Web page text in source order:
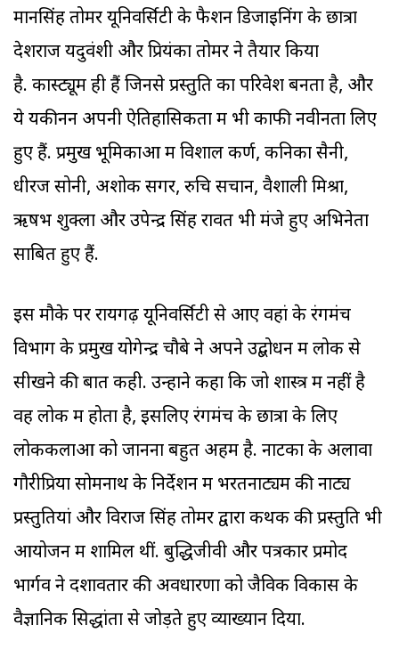
मानसिंह तोमर यूनिवर्सिटी के फैशन डिजाइनिंग के छात्रों
देशराज यदुवंशी और प्रियंका तोमर ने तैयार किया
है. कास्ट्यूम ही हैं जिनसे प्रस्तुति का परिवेश बनता है, और
ये यकीनन अपनी ऐतिहासिकता में भी काफी नवीनता लिए
हुए हैं. प्रमुख भूमिकाओं में विशाल कर्ण, कनिका सैनी,
धीरज सोनी, अशोक सेंगर, रुचि सचान, वैशाली मिश्रा,
ऋषभ शुक्ला और उपेन्द्र सिंह रावत भी मंजे हुए अभिनेता
साबित हुए हैं.
इस मौके पर रायगढ़ यूनिवर्सिटी से आए वहां के रंगमंच
विभाग के प्रमुख योगेन्द्र चौबे ने अपने उद्बोधन में लोक से
सीखने की बात कही. उन्होंने कहा कि जो शास्त्र में नहीं है
वह लोक में होता है, इसलिए रंगमंच के छात्रों के लिए
लोककलाओं को जानना बहुत अहम है. नाटकों के अलावा
गौरीप्रिया सोमनाथ के निर्देशन में भरतनाट्यम की नाट्य
प्रस्तुतियां और विराज सिंह तोमर द्वारा कथक की प्रस्तुति भी
आयोजन में शामिल थीं. बुद्धिजीवी और पत्रकार प्रमोद
भार्गव ने दशावतार की अवधारणा को जैविक विकास के
वैज्ञानिक सिद्धांतों से जोड़ते हुए व्याख्यान दिया.